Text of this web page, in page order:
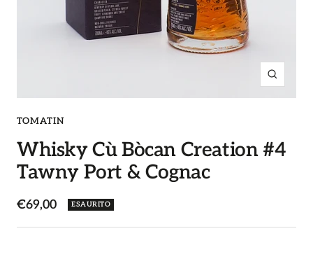
TOMATIN
Whisky Cù Bòcan Creation #4
Tawny Port & Cognac
Prezzo
di
€69,00 ESAURITO